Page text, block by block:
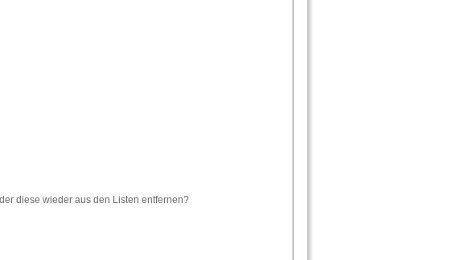
diese wieder aus den Listen entfernen?